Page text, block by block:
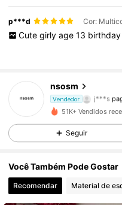
p***d
Cute girly age 13 birthday
nsosm
Vendedor
j***s
4,93
51K+ Vendidos
Seguir
Você Também Pode Gostar
Recomendar Material de